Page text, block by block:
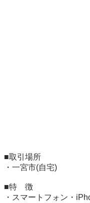
■取引場所
・一宮市(自宅)
■特　徴
・スマートフォン・